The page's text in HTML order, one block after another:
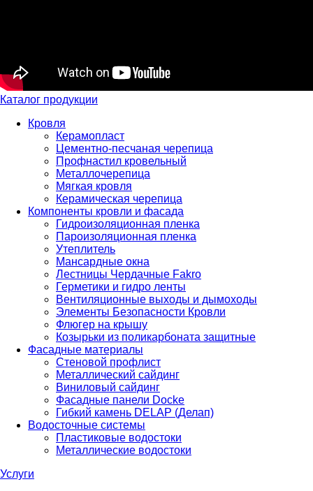
Каталог продукции
Кровля
Керамопласт
Цементно-песчаная черепица
Профнастил кровельный
Металлочерепица
Мягкая кровля
Керамическая черепица
Компоненты кровли и фасада
Гидроизоляционная пленка
Пароизоляционная пленка
Утеплитель
Мансардные окна
Лестницы Чердачные Fakro
Герметики и гидро ленты
Вентиляционные выходы и дымоходы
Элементы Безопасности Кровли
Флюгер на крышу
Козырьки из поликарбоната защитные
Фасадные материалы
Стеновой профлист
Металлический сайдинг
Виниловый сайдинг
Фасадные панели Docke
Гибкий камень DELAP (Делап)
Водосточные системы
Пластиковые водостоки
Металлические водостоки
Услуги